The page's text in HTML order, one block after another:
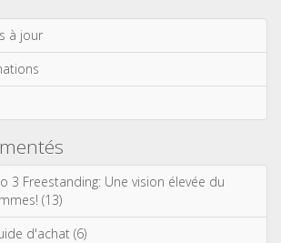
à jour
3 Freestanding: Une vision élevée du
(13)
d'achat (6)